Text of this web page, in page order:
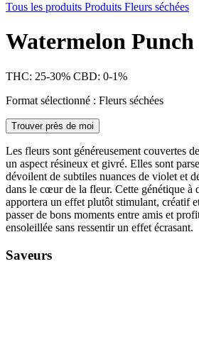
Tous les produits Produits Fleurs séchées
Watermelon Punch
THC: 25-30% CBD: 0-1%
Format sélectionné : Fleurs séchées
Trouver près de moi
Les fleurs sont généreusement couvertes
un aspect résineux et givré. Elles sont
dévoilent de subtiles nuances de violet et
dans le cœur de la fleur. Cette génétique à
apportera un effet plutôt stimulant, créatif
passer de bons moments entre amis et
ensoleillée sans ressentir un effet écrasant.
Saveurs